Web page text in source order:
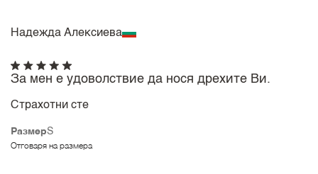
Надежда Алексиева
РазмерS
Отговаря на размера
За мен е удоволствие да нося дрехите Ви.
Страхотни сте